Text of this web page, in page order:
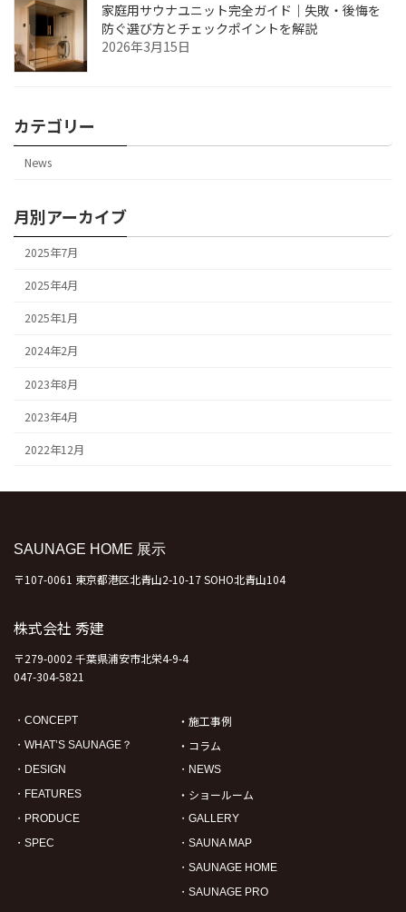
家庭用サウナユニット完全ガイド｜失敗・後悔を
防ぐ選び方とチェックポイントを解説
2026年3月15日
カテゴリー
News
月別アーカイブ
2025年7月
2025年4月
2025年1月
2024年2月
2023年8月
2023年4月
2022年12月
SAUNAGE HOME 展示
〒107-0061 東京都港区北青山2-10-17 SOHO北青山104
株式会社 秀建
〒279-0002 千葉県浦安市北栄4-9-4
047-304-5821
・CONCEPT
・WHAT’S SAUNAGE？
・DESIGN
・FEATURES
・PRODUCE
・SPEC
・施工事例
・コラム
・NEWS
・ショールーム
・GALLERY
・SAUNA MAP
・SAUNAGE HOME
・SAUNAGE PRO